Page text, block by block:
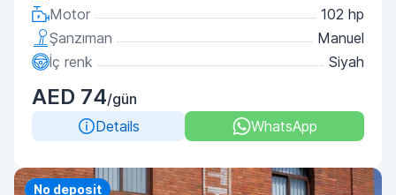
Motor
102 hp
Şanzıman
Manuel
İç renk
Siyah
AED 74/gün
Details
WhatsApp
Priority
No deposit